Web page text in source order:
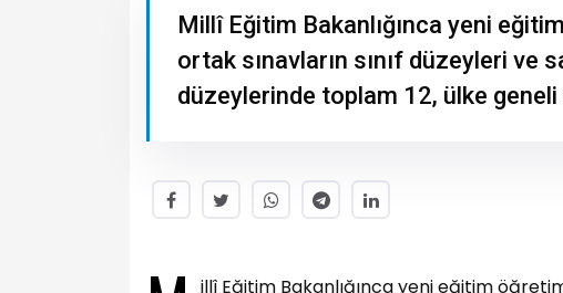
Millî Eğitim Bakanlığınca yeni
ortak sınavların sınıf düzeyleri ve
düzeylerinde toplam 12, ülke geneli
illî Eğitim Bakanlığınca yeni eğitim